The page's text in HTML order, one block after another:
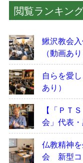
閲覧ランキン
鰍沢教会
（動画あり
自らを愛
あり）
【「ＰＴ
会」代表
仏教精神
会 新型コ